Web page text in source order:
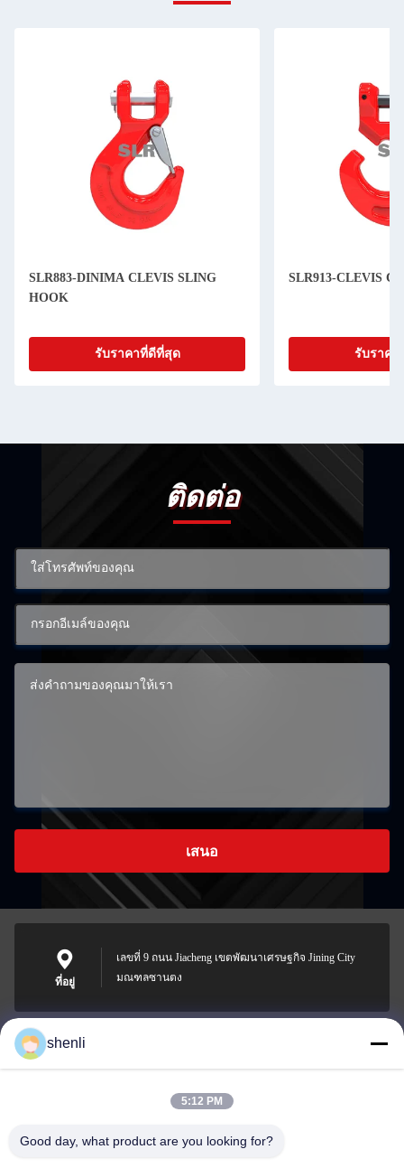
SLR883-DINIMA CLEVIS SLING
HOOK
รับราคาที่ดีที่สุด
SLR913-CLEVIS C
รับราคา
ติดต่อ
เสนอ
ที่อยู่
เลขที่ 9 ถนน Jiacheng เขตพัฒนาเศรษฐกิจ Jining City
มณฑลซานตง
shenli@shenlirigging.com
shenli
5:12 PM
Good day, what product are you looking for?